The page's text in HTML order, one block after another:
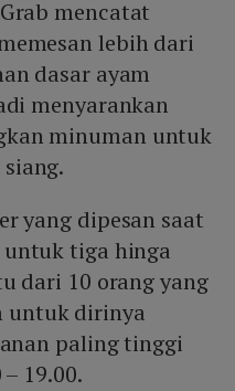
mencatat
lebih dari
dasar ayam
menyarankan
minuman untuk
yang dipesan saat
tiga hinga
dari 10 orang yang
untuk dirinya
paling tinggi
19.00.